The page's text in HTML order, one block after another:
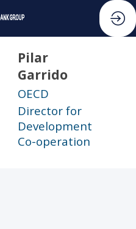
Pilar
Garrido
OECD
Director for
Development
Co-operation